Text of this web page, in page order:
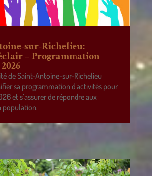
sur-Richelieu:
– Programmation
de Saint-Antoine-sur-Richelieu
sa programmation d’activités pour
et s’assurer de répondre aux
population.